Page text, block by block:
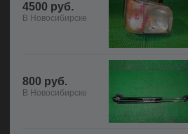
4500 руб.
В Новосибирске
800 руб.
В Новосибирске